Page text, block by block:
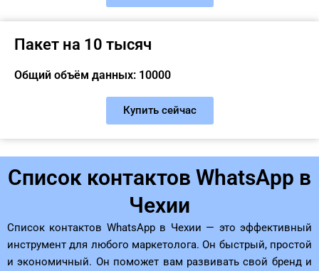
Пакет на 10 тысяч
Общий объём данных: 10000
Купить сейчас
Список контактов WhatsApp в
Чехии
Список контактов WhatsApp в Чехии — это эффективный
инструмент для любого маркетолога. Он быстрый, простой
и экономичный. Он поможет вам развивать свой бренд и